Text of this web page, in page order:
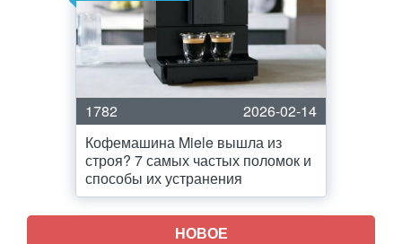
1782
2026-02-14
Кофемашина Miele вышла из
строя? 7 самых частых поломок и
способы их устранения
НОВОЕ